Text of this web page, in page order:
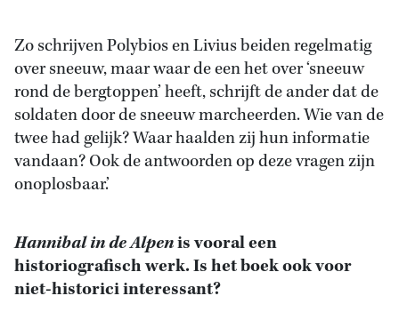
Zo schrijven Polybios en Livius beiden regelmatig
over sneeuw, maar waar de een het over ‘sneeuw
rond de bergtoppen’ heeft, schrijft de ander dat de
soldaten door de sneeuw marcheerden. Wie van de
twee had gelijk? Waar haalden zij hun informatie
vandaan? Ook de antwoorden op deze vragen zijn
onoplosbaar.’
Hannibal in de Alpenis vooral een
historiografisch werk. Is het boek ook voor
niet-historici interessant?